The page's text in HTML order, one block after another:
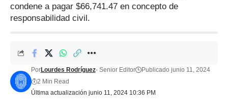
condene a pagar $66,741.47 en concepto de
responsabilidad civil.
Última actualización junio 11, 2024 10:36 PM
PorLourdes Rodríguez- Senior Editor
Publicado junio 11, 2024
2 Min Read